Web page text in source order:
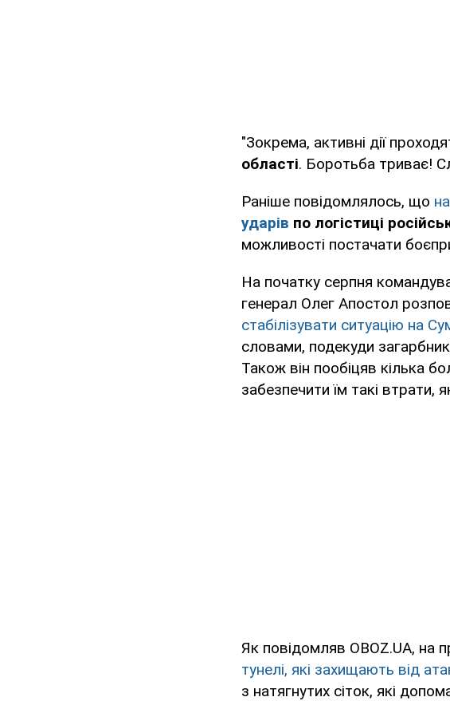
"Зокрема, активні дії
області. Боротьба триває!
Раніше повідомлялось, що
ударів по логістиці
можливості постачати
На початку серпня
генерал Олег Апостол
стабілізувати ситуацію на
словами, подекуди
Також він пообіцяв кілька
забезпечити їм такі втрати,
Як повідомляв OBOZ.UA, на
тунелі, які захищають від
з натягнутих сіток, які